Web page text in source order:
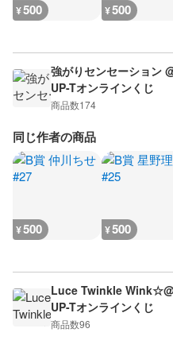
¥500 ¥500
強がりセンセーション
UP-Tオンラインくじ
商品数174
同じ作者の商品
¥500 ¥500
Luce Twinkle
UP-Tオンラインくじ
商品数96